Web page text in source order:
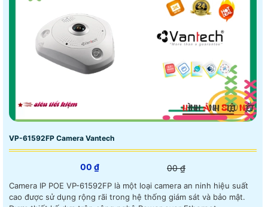
VP-61592FP Camera Vantech
00 ₫ 00 ₫
Camera IP POE VP-61592FP là một loại camera an ninh hiệu suất
cao được sử dụng rộng rãi trong hệ thống giám sát và bảo mật.